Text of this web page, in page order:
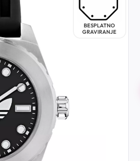
BESPLATNO
GRAVIRANJE